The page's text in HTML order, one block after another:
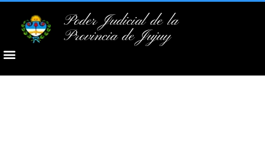
Poder Judicial de la
Provincia de Jujuy